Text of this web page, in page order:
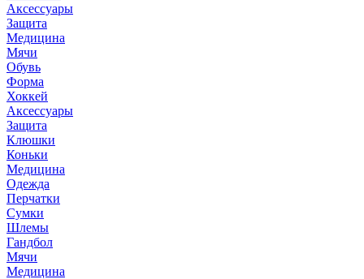
Аксессуары
Защита
Медицина
Мячи
Обувь
Форма
Хоккей
Аксессуары
Защита
Клюшки
Коньки
Медицина
Одежда
Перчатки
Сумки
Шлемы
Гандбол
Мячи
Медицина